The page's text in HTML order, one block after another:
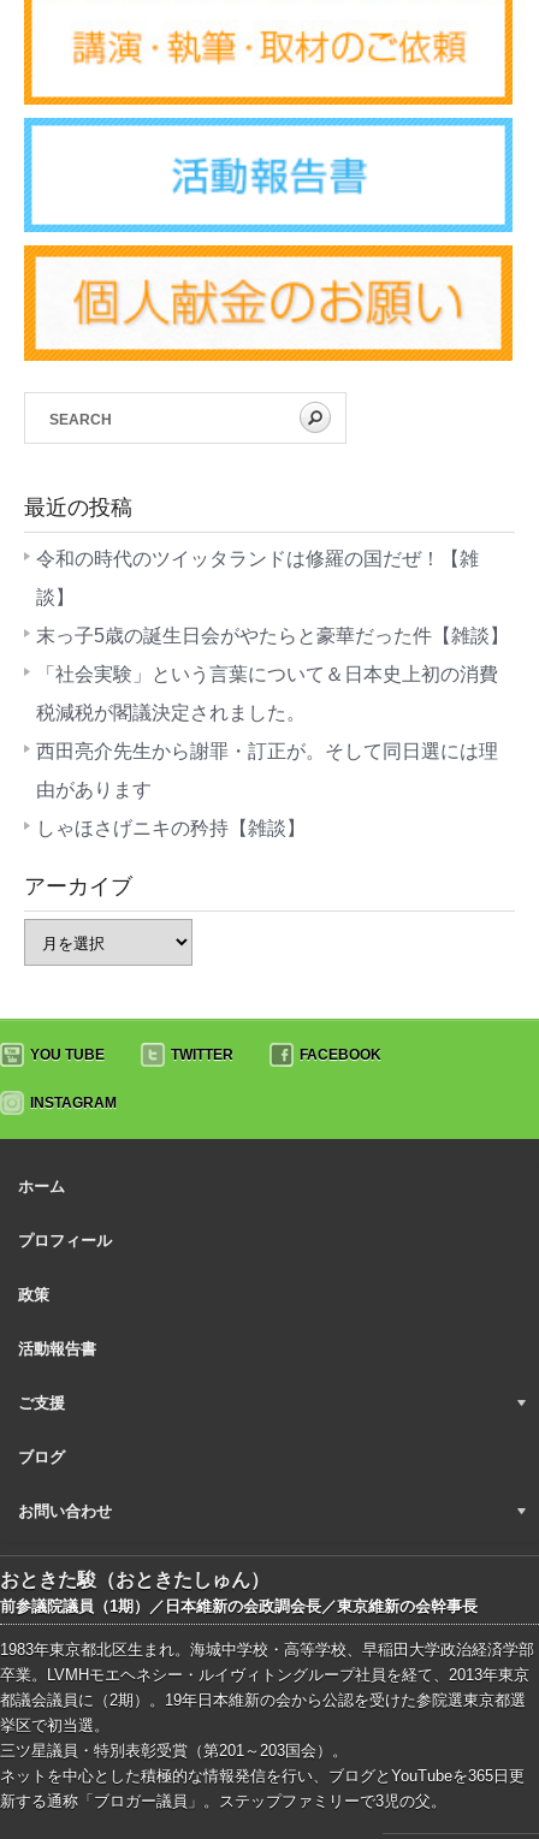
最近の投稿
令和の時代のツイッタランドは修羅の国だぜ！【雑
談】
末っ子5歳の誕生日会がやたらと豪華だった件【雑談】
「社会実験」という言葉について＆日本史上初の消費
税減税が閣議決定されました。
西田亮介先生から謝罪・訂正が。そして同日選には理
由があります
しゃほさげニキの矜持【雑談】
アーカイブ
YOU TUBE TWITTER FACEBOOK
INSTAGRAM
ホーム
プロフィール
政策
活動報告書
ご支援
ブログ
お問い合わせ
おときた駿（おときたしゅん）
前参議院議員（1期）／日本維新の会政調会長／東京維新の会幹事長
1983年東京都北区生まれ。海城中学校・高等学校、早稲田大学政治経済学部
卒業。LVMHモエヘネシー・ルイヴィトングループ社員を経て、2013年東京
都議会議員に（2期）。19年日本維新の会から公認を受けた参院選東京都選
挙区で初当選。
三ツ星議員・特別表彰受賞（第201～203国会）。
ネットを中心とした積極的な情報発信を行い、ブログとYouTubeを365日更
新する通称「ブロガー議員」。ステップファミリーで3児の父。